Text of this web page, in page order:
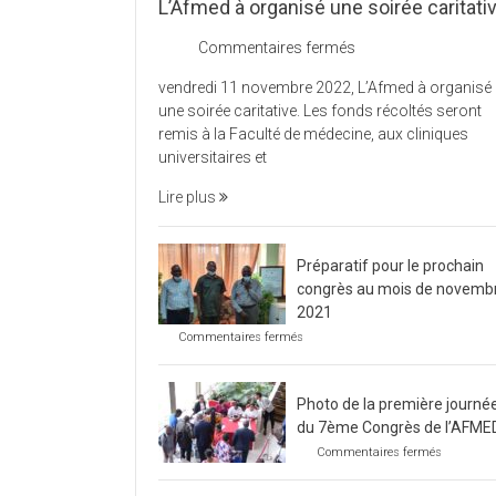
L’Afmed à organisé une soirée
Commentaires fermés
à
organisé
une
vendredi 11 novembre 2022, L’Afmed à organisé
une soirée caritative. Les fonds récoltés seront
remis à la Faculté de médecine, aux cliniques
universitaires et
Lire plus
Préparatif pour le prochain
congrès au mois de
2021
Commentaires fermés
prochain
congrès
mois
de
Photo de la première
du 7ème Congrès de
Commentaires fermés